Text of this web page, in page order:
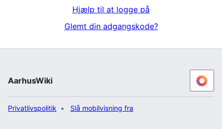
Hjælp til at logge på
Glemt din adgangskode?
AarhusWiki
Privatlivspolitik Slå mobilvisning fra